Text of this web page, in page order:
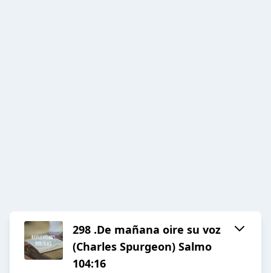
298 .De mañana oire su voz
(Charles Spurgeon) Salmo
104:16